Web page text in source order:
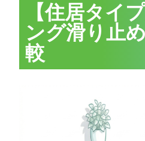
【住居タイ
ング滑り止
較